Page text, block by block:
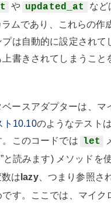
や updated_at
など
ムであり、これらの作
は自動的に設定されて
書きされてしまうこと
ースアダプターは、マ
ト10.10のようなテスト
このコードでは let
と読みます) メソッドを
は lazy、つまり参照さ
す。ここでは、マイク